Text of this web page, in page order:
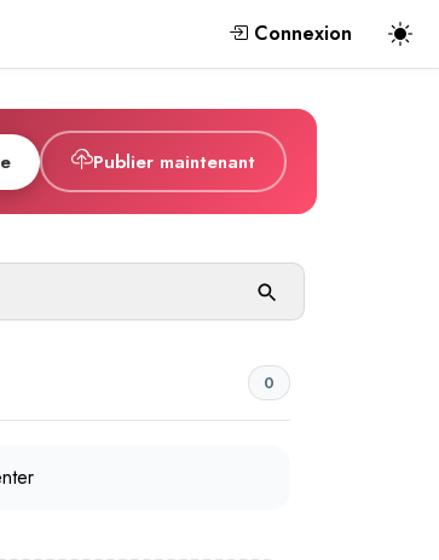
Connexion
Publier maintenant
0